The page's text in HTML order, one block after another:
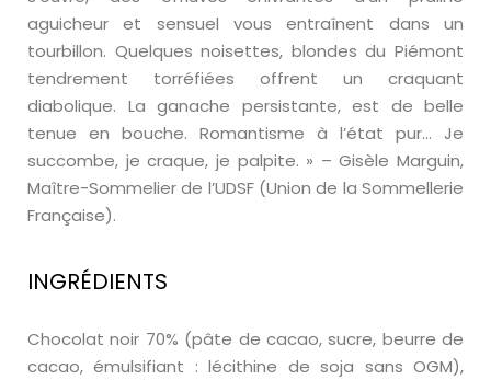
aguicheur et sensuel vous entraînent dans un
tourbillon. Quelques noisettes, blondes du Piémont
tendrement torréfiées offrent un craquant
diabolique. La ganache persistante, est de belle
tenue en bouche. Romantisme à l’état pur… Je
succombe, je craque, je palpite. » – Gisèle Marguin,
Maître-Sommelier de l’UDSF (Union de la Sommellerie
Française).
INGRÉDIENTS
Chocolat noir 70% (pâte de cacao, sucre, beurre de
cacao, émulsifiant : lécithine de soja sans OGM),